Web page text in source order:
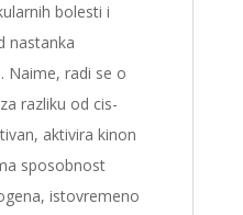
bolesti i
nastanka
Naime, radi se o
razliku od cis-
aktivira kinon
sposobnost
istovremeno